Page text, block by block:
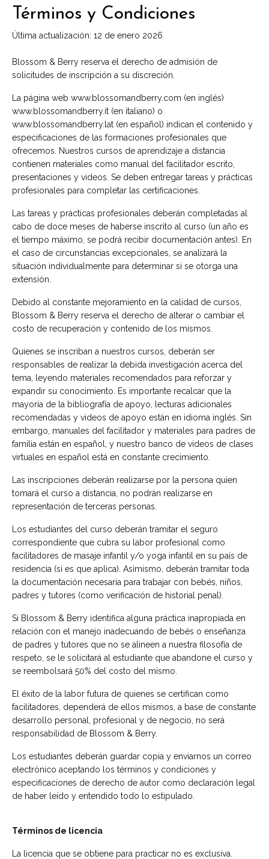
Términos y Condiciones
Última actualización: 12 de enero 2026
Blossom & Berry reserva el derecho de admisión de
solicitudes de inscripción a su discreción.
La página web www.blossomandberry.com (en inglés)
www.blossomandberry.it (en italiano) o
www.blossomandberry.lat (en español) indican el contenido y
especificaciones de las formaciones profesionales que
ofrecemos. Nuestros cursos de aprendizaje a distancia
contienen materiales como manual del facilitador escrito,
presentaciones y videos. Se deben entregar tareas y prácticas
profesionales para completar las certificaciones.
Las tareas y prácticas profesionales deberán completadas al
cabo de doce meses de haberse inscrito al curso (un año es
el tiempo máximo, se podrá recibir documentación antes). En
el caso de circunstancias excepcionales, se analizará la
situación individualmente para determinar si se otorga una
extensión.
Debido al constante mejoramiento en la calidad de cursos,
Blossom & Berry reserva el derecho de alterar o cambiar el
costo de recuperación y contenido de los mismos.
Quienes se inscriban a nuestros cursos, deberán ser
responsables de realizar la debida investigación acerca del
tema, leyendo materiales recomendados para reforzar y
expandir su conocimiento. Es importante recalcar que la
mayoría de la bibliografía de apoyo, lecturas adicionales
recomendadas y videos de apoyo están en idioma inglés. Sin
embargo, manuales del facilitador y materiales para padres de
familia están en español, y nuestro banco de videos de clases
virtuales en español está en constante crecimiento.
Las inscripciones deberán realizarse por la persona quien
tomará el curso a distancia, no podrán realizarse en
representación de terceras personas.
Los estudiantes del curso deberán tramitar el seguro
correspondiente que cubra su labor profesional como
facilitadores de masaje infantil y/o yoga infantil en su país de
residencia (si es que aplica). Asimismo, deberán tramitar toda
la documentación necesaria para trabajar con bebés, niños,
padres y tutores (como verificación de historial penal).
Si Blossom & Berry identifica alguna práctica inapropiada en
relación con el manejo inadecuando de bebés o enseñanza
de padres y tutores que no se alineen a nuestra filosofía de
respeto, se le solicitará al estudiante que abandone el curso y
se reembolsará 50% del costo del mismo.
El éxito de la labor futura de quienes se certifican como
facilitadores, dependerá de ellos mismos, a base de constante
desarrollo personal, profesional y de negocio, no será
responsabilidad de Blossom & Berry.
Los estudiantes deberán guardar copia y enviarnos un correo
electrónico aceptando los términos y condiciones y
especificaciones de derecho de autor como declaración legal
de haber leído y entendido todo lo estipulado.
Términos de licencia
La licencia que se obtiene para practicar no es exclusiva.